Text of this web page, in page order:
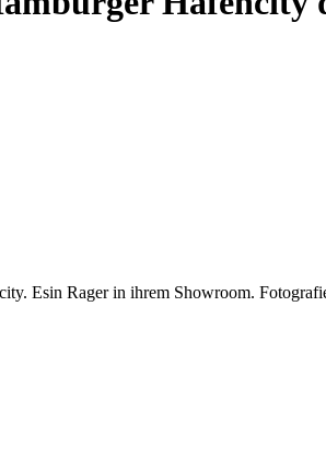
Esin Rager in ihrem Showroom.